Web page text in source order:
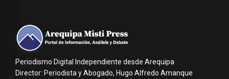
Periodismo Digital Independiente desde Arequipa
Director: Periodista y Abogado, Hugo Alfredo Amanque